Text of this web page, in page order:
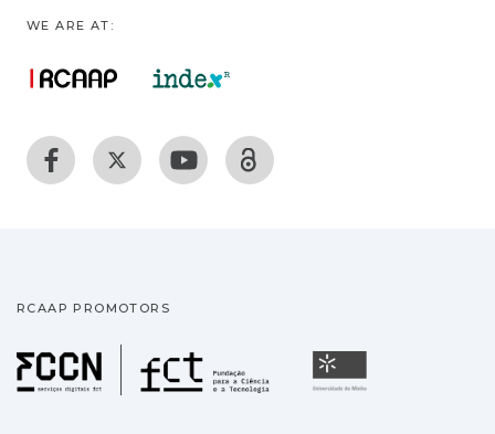
WE ARE AT:
RCAAP PROMOTORS
Fundação para a